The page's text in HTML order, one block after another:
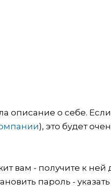
описание о себе.
), это будет
вам - получите к
пароль -